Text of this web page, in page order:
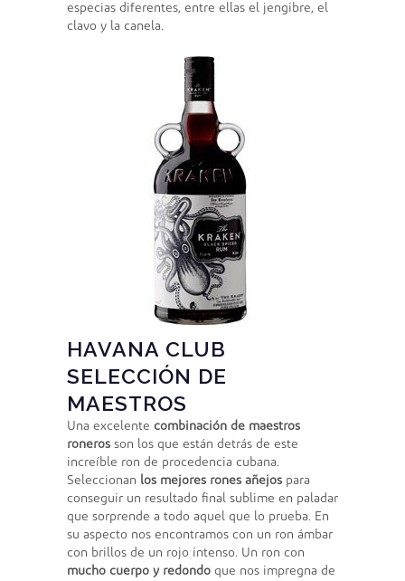
especias diferentes, entre ellas el jengibre, el
clavo y la canela.
HAVANA CLUB
SELECCIÓN DE
MAESTROS
Una excelente combinación de maestros
roneros son los que están detrás de este
increíble ron de procedencia cubana.
Seleccionan los mejores rones añejos para
conseguir un resultado final sublime en paladar
que sorprende a todo aquel que lo prueba. En
su aspecto nos encontramos con un ron ámbar
con brillos de un rojo intenso. Un ron con
mucho cuerpo y redondo que nos impregna de